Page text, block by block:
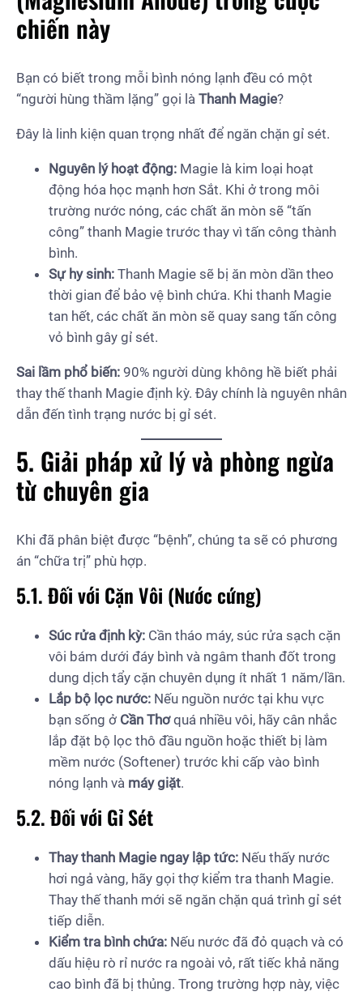
chiến này
Bạn có biết trong mỗi bình nóng lạnh đều có một
“người hùng thầm lặng” gọi là Thanh Magie?
Đây là linh kiện quan trọng nhất để ngăn chặn gỉ sét.
Nguyên lý hoạt động: Magie là kim loại hoạt
động hóa học mạnh hơn Sắt. Khi ở trong môi
trường nước nóng, các chất ăn mòn sẽ “tấn
công” thanh Magie trước thay vì tấn công thành
bình.
Sự hy sinh: Thanh Magie sẽ bị ăn mòn dần theo
thời gian để bảo vệ bình chứa. Khi thanh Magie
tan hết, các chất ăn mòn sẽ quay sang tấn công
vỏ bình gây gỉ sét.
Sai lầm phổ biến: 90% người dùng không hề biết phải
thay thế thanh Magie định kỳ. Đây chính là nguyên nhân
dẫn đến tình trạng nước bị gỉ sét.
5. Giải pháp xử lý và phòng ngừa
từ chuyên gia
Khi đã phân biệt được “bệnh”, chúng ta sẽ có phương
án “chữa trị” phù hợp.
5.1. Đối với Cặn Vôi (Nước cứng)
Súc rửa định kỳ: Cần tháo máy, súc rửa sạch cặn
vôi bám dưới đáy bình và ngâm thanh đốt trong
dung dịch tẩy cặn chuyên dụng ít nhất 1 năm/lần.
Lắp bộ lọc nước: Nếu nguồn nước tại khu vực
bạn sống ở Cần Thơquá nhiều vôi, hãy cân nhắc
lắp đặt bộ lọc thô đầu nguồn hoặc thiết bị làm
mềm nước (Softener) trước khi cấp vào bình
nóng lạnh và máy giặt.
5.2. Đối với Gỉ Sét
Thay thanh Magie ngay lập tức: Nếu thấy nước
hơi ngả vàng, hãy gọi thợ kiểm tra thanh Magie.
Thay thế thanh mới sẽ ngăn chặn quá trình gỉ sét
tiếp diễn.
Kiểm tra bình chứa: Nếu nước đã đỏ quạch và có
dấu hiệu rò rỉ nước ra ngoài vỏ, rất tiếc khả năng
cao bình đã bị thủng. Trong trường hợp này, việc